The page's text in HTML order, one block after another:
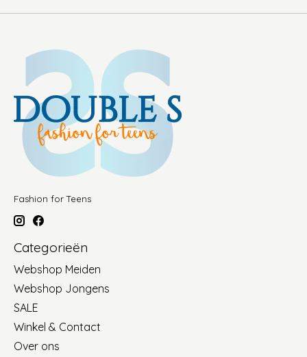
Fashion for Teens
Categorieën
Webshop Meiden
Webshop Jongens
SALE
Winkel & Contact
Over ons